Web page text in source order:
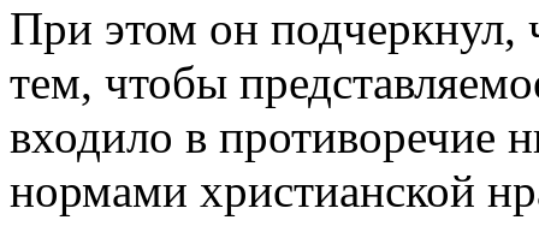
При этом он подчеркнул,
тем, чтобы
входило в противоречие
нормами христианской